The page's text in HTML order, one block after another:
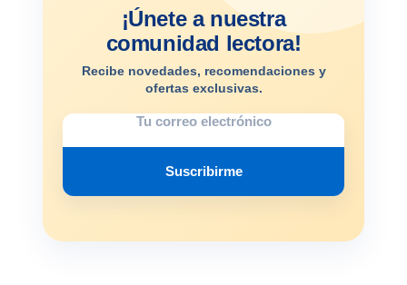
¡Únete a nuestra
comunidad lectora!
Recibe novedades, recomendaciones y
ofertas exclusivas.
Suscribirme